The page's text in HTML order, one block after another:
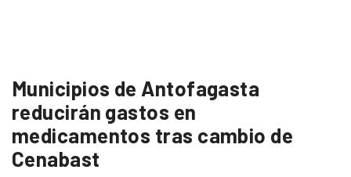
Municipios de Antofagasta
reducirán gastos en
medicamentos tras cambio de
Cenabast